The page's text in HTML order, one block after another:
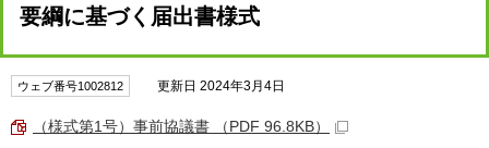
要綱に基づく届出書様式
ウェブ番号1002812 更新日 2024年3月4日
（様式第1号）事前協議書 （PDF 96.8KB）